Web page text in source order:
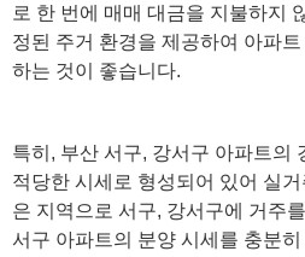
로 한 번에 매매 대금을 지불하지
정된 주거 환경을 제공하여 아파
하는 것이 좋습니다.
특히, 부산 서구, 강서구 아파트의
적당한 시세로 형성되어 있어 실
은 지역으로 서구, 강서구에 거주
서구 아파트의 분양 시세를 충분히